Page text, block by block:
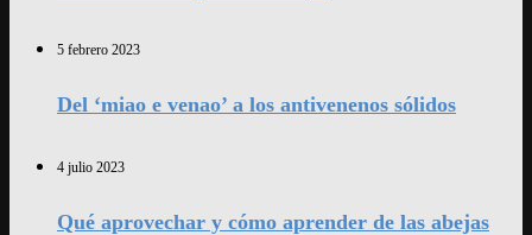
5 febrero 2023
Del ‘miao e venao’ a los antivenenos sólidos
4 julio 2023
Qué aprovechar y cómo aprender de las abejas